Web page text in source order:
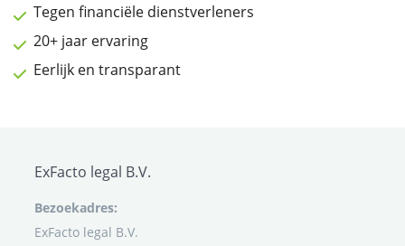
Tegen financiële dienstverleners
20+ jaar ervaring
Eerlijk en transparant
ExFacto legal B.V.
Bezoekadres:
ExFacto legal B.V.